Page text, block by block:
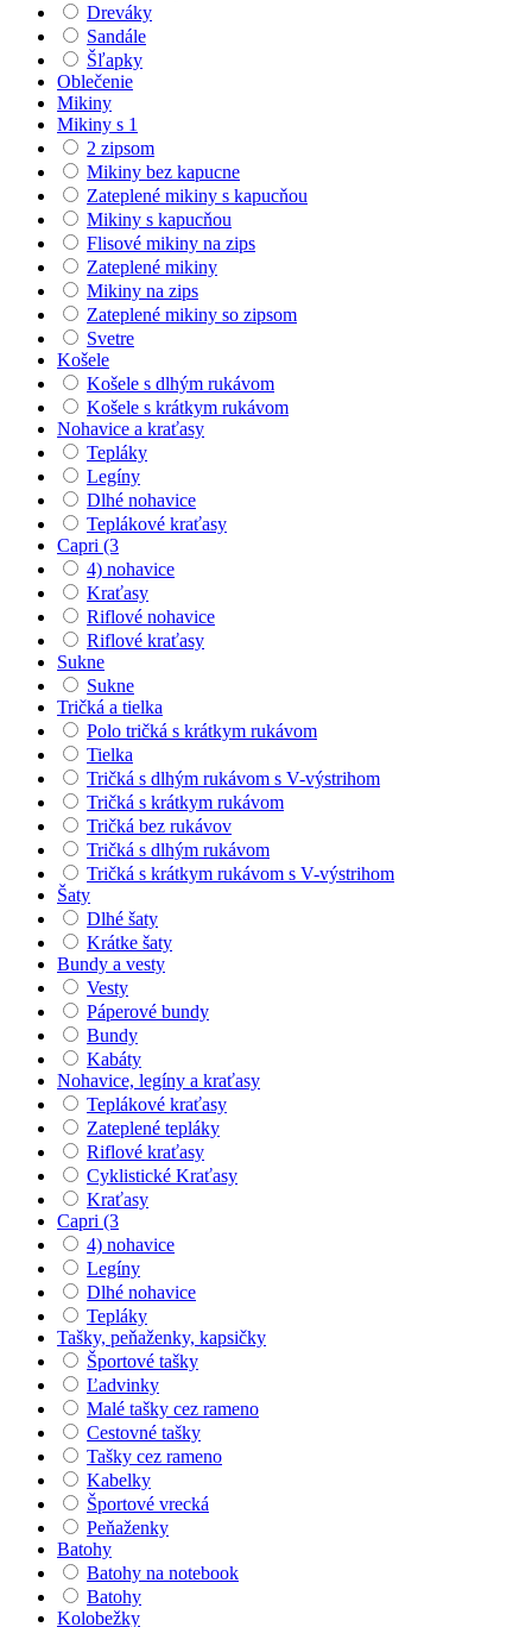
Dreváky
Sandále
Šľapky
Oblečenie
Mikiny
Mikiny s 1
2 zipsom
Mikiny bez kapucne
Zateplené mikiny s kapucňou
Mikiny s kapucňou
Flisové mikiny na zips
Zateplené mikiny
Mikiny na zips
Zateplené mikiny so zipsom
Svetre
Košele
Košele s dlhým rukávom
Košele s krátkym rukávom
Nohavice a kraťasy
Tepláky
Legíny
Dlhé nohavice
Teplákové kraťasy
Capri (3
4) nohavice
Kraťasy
Riflové nohavice
Riflové kraťasy
Sukne
Sukne
Tričká a tielka
Polo tričká s krátkym rukávom
Tielka
Tričká s dlhým rukávom s V-výstrihom
Tričká s krátkym rukávom
Tričká bez rukávov
Tričká s dlhým rukávom
Tričká s krátkym rukávom s V-výstrihom
Šaty
Dlhé šaty
Krátke šaty
Bundy a vesty
Vesty
Páperové bundy
Bundy
Kabáty
Nohavice, legíny a kraťasy
Teplákové kraťasy
Zateplené tepláky
Riflové kraťasy
Cyklistické Kraťasy
Kraťasy
Capri (3
4) nohavice
Legíny
Dlhé nohavice
Tepláky
Tašky, peňaženky, kapsičky
Športové tašky
Ľadvinky
Malé tašky cez rameno
Cestovné tašky
Tašky cez rameno
Kabelky
Športové vrecká
Peňaženky
Batohy
Batohy na notebook
Batohy
Kolobežky